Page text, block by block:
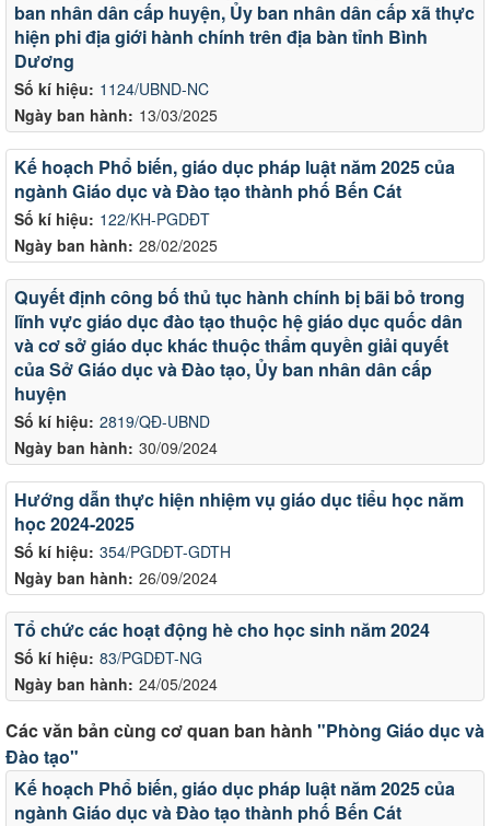
Số kí hiệu: 1124/UBND-NC
Ngày ban hành: 13/03/2025
ban nhân dân cấp huyện, Ủy ban nhân dân cấp xã thực
hiện phi địa giới hành chính trên địa bàn tỉnh Bình
Dương
Số kí hiệu: 122/KH-PGDĐT
Ngày ban hành: 28/02/2025
Kế hoạch Phổ biến, giáo dục pháp luật năm 2025 của
ngành Giáo dục và Đào tạo thành phố Bến Cát
Số kí hiệu: 2819/QĐ-UBND
Ngày ban hành: 30/09/2024
Quyết định công bố thủ tục hành chính bị bãi bỏ trong
lĩnh vực giáo dục đào tạo thuộc hệ giáo dục quốc dân
và cơ sở giáo dục khác thuộc thẩm quyền giải quyết
của Sở Giáo dục và Đào tạo, Ủy ban nhân dân cấp
huyện
Số kí hiệu: 354/PGDĐT-GDTH
Ngày ban hành: 26/09/2024
Hướng dẫn thực hiện nhiệm vụ giáo dục tiểu học năm
học 2024-2025
Số kí hiệu: 83/PGDĐT-NG
Ngày ban hành: 24/05/2024
Tổ chức các hoạt động hè cho học sinh năm 2024
Các văn bản cùng cơ quan ban hành "Phòng Giáo dục và
Đào tạo"
Kế hoạch Phổ biến, giáo dục pháp luật năm 2025 của
ngành Giáo dục và Đào tạo thành phố Bến Cát